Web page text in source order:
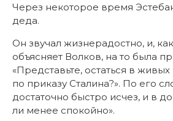
Через некоторое время
деда.
Он звучал жизнерадостно, и,
объясняет Волков, на то была
«Представьте, остаться в
по приказу Сталина?». По его
достаточно быстро исчез, и в
ли менее спокойно».